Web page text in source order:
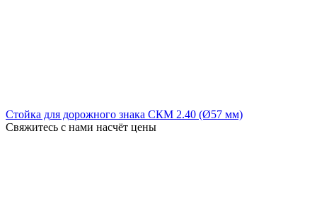
Стойка для дорожного знака СКМ 2.40 (Ø57 мм)
Свяжитесь с нами насчёт цены